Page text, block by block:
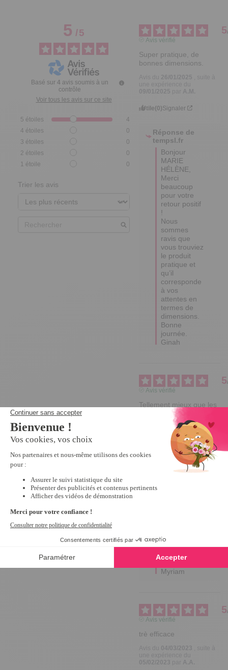
5/5
Basé sur 4 avis soumis à un
contrôle
Voir tous les avis sur ce site
5 étoiles
4
4 étoiles
0
3 étoiles
0
2 étoiles
0
1 étoile 0
Trier les avis
5
Avis vérifié
Super pratique, de
bonnes dimensions.
26/01/2025
09/01/2025
A.M.
Utile(0)Signaler
Réponse de
tempsl.fr
Bonjour
MARIE
HÉLÈNE,
Merci
beaucoup
pour votre
retour positif
!
Nous
sommes
ravis que
vous trouviez
le produit
pratique et
qu’il
corresponde
à vos
attentes en
termes de
dimensions.
Bonne
journée.
Ginah
5
Avis vérifié
Tellement mieux que les
éponges classiques !
07/03/2023 , suite à
une expérience du
07/02/2023
parA.A.
Utile Signaler
tempsl.fr
partagé
votre
expérience.
A très vite !
Myriam
5
Avis vérifié
trè efficace
04/03/2023
une expérience du
05/02/2023
par A.A.